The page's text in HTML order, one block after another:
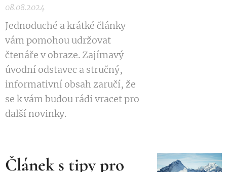
08.08.2024
Jednoduché a krátké články
vám pomohou udržovat
čtenáře v obraze. Zajímavý
úvodní odstavec a stručný,
informativní obsah zaručí, že
se k vám budou rádi vracet pro
další novinky.
Článek s tipy pro